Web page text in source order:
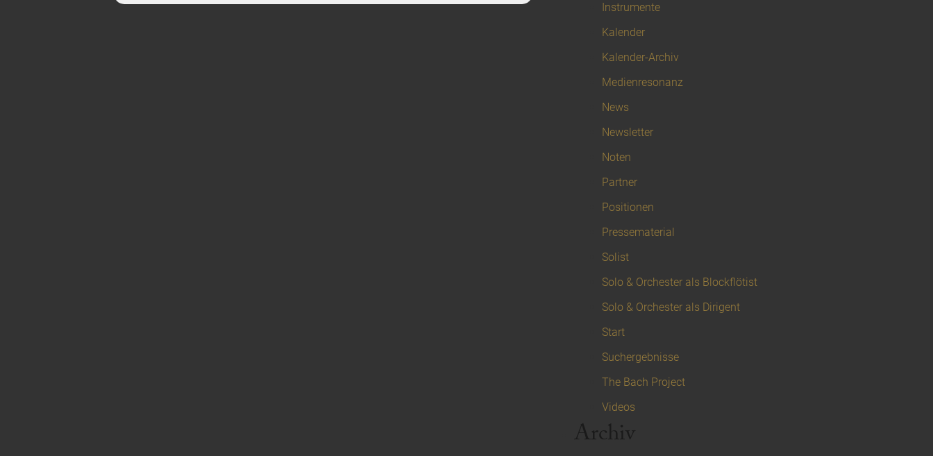
Instrumente
Kalender
Kalender-Archiv
Medienresonanz
News
Newsletter
Noten
Partner
Positionen
Pressematerial
Solist
Solo & Orchester als Blockflötist
Solo & Orchester als Dirigent
Start
Suchergebnisse
The Bach Project
Videos
Archiv